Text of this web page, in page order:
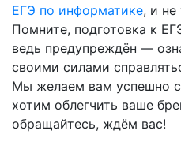
ЕГЭ по информатике, и не
Помните, подготовка к
ведь предупреждён —
своими силами
Мы желаем вам успешно
хотим облегчить ваше
обращайтесь, ждём вас!